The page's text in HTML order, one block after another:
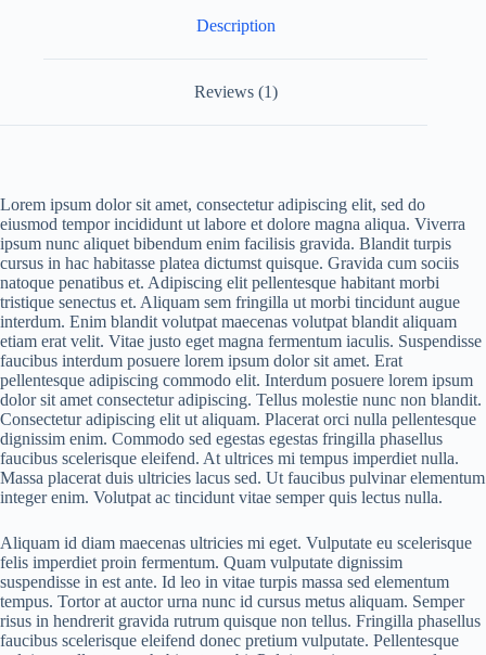
Description
Reviews (1)
Lorem ipsum dolor sit amet, consectetur adipiscing elit, sed do
eiusmod tempor incididunt ut labore et dolore magna aliqua. Viverra
ipsum nunc aliquet bibendum enim facilisis gravida. Blandit turpis
cursus in hac habitasse platea dictumst quisque. Gravida cum sociis
natoque penatibus et. Adipiscing elit pellentesque habitant morbi
tristique senectus et. Aliquam sem fringilla ut morbi tincidunt augue
interdum. Enim blandit volutpat maecenas volutpat blandit aliquam
etiam erat velit. Vitae justo eget magna fermentum iaculis. Suspendisse
faucibus interdum posuere lorem ipsum dolor sit amet. Erat
pellentesque adipiscing commodo elit. Interdum posuere lorem ipsum
dolor sit amet consectetur adipiscing. Tellus molestie nunc non blandit.
Consectetur adipiscing elit ut aliquam. Placerat orci nulla pellentesque
dignissim enim. Commodo sed egestas egestas fringilla phasellus
faucibus scelerisque eleifend. At ultrices mi tempus imperdiet nulla.
Massa placerat duis ultricies lacus sed. Ut faucibus pulvinar elementum
integer enim. Volutpat ac tincidunt vitae semper quis lectus nulla.
Aliquam id diam maecenas ultricies mi eget. Vulputate eu scelerisque
felis imperdiet proin fermentum. Quam vulputate dignissim
suspendisse in est ante. Id leo in vitae turpis massa sed elementum
tempus. Tortor at auctor urna nunc id cursus metus aliquam. Semper
risus in hendrerit gravida rutrum quisque non tellus. Fringilla phasellus
faucibus scelerisque eleifend donec pretium vulputate. Pellentesque